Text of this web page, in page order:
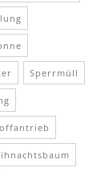
Sperrmüll